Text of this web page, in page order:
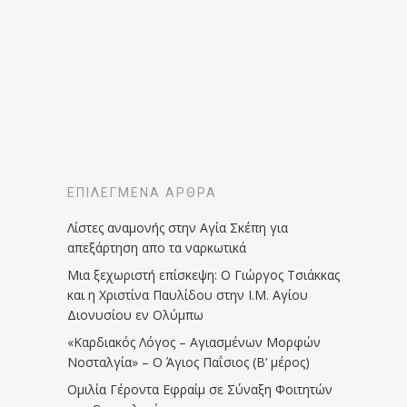
ΕΠΙΛΕΓΜΈΝΑ ΆΡΘΡΑ
Λίστες αναμονής στην Αγία Σκέπη για
απεξάρτηση απο τα ναρκωτικά
Μια ξεχωριστή επίσκεψη: Ο Γιώργος Τσιάκκας
και η Χριστίνα Παυλίδου στην Ι.Μ. Αγίου
Διονυσίου εν Ολύμπω
«Καρδιακός Λόγος – Αγιασμένων Μορφών
Νοσταλγία» – Ο Άγιος Παΐσιος (Β’ μέρος)
Ομιλία Γέροντα Εφραίμ σε Σύναξη Φοιτητών